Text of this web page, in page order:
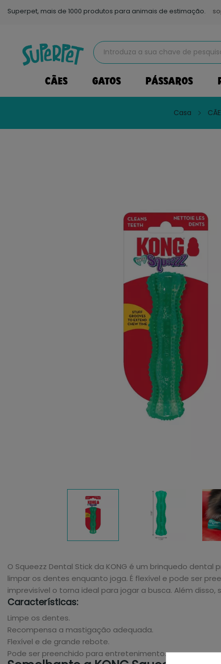
Superpet, mais de 1000 produtos para animais de estimação.
CÃES GATOS PÁSSAROS
Casa
O Squeezz Dental Stick da KONG é um brinquedo
limpar os dentes enquanto joga. É flexível e pode ser
imprevisível o torna ideal para jogar a busca. Além
Características:
Limpe os dentes.
Recompensa a mastigação adequada.
Flexível e de grande rebote.
Pode ser preenchido para entretenimento.